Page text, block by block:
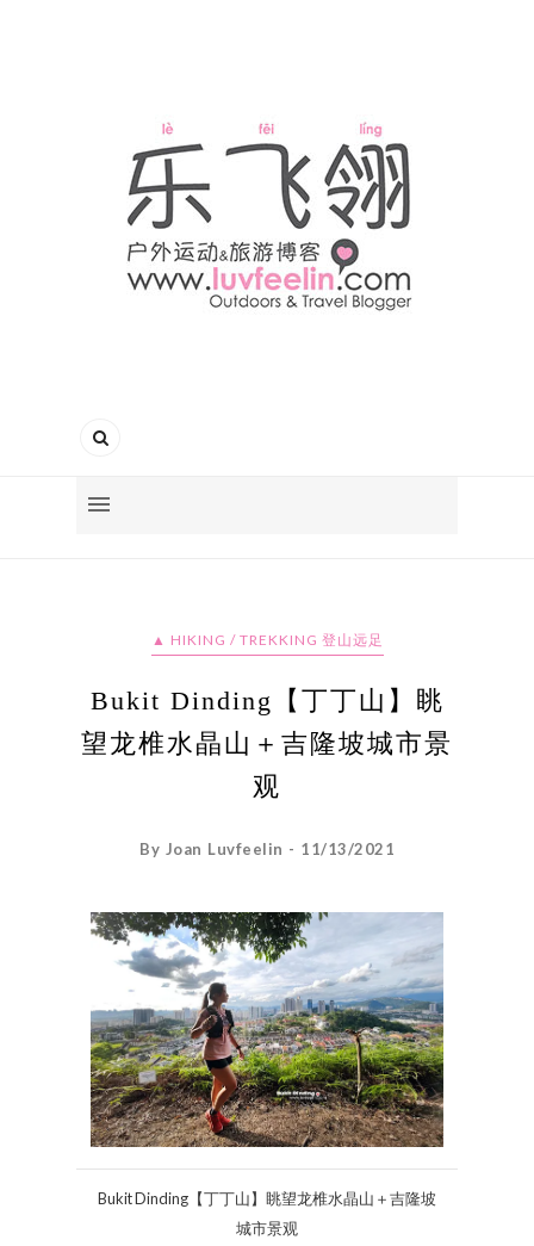
▲ HIKING / TREKKING 登山远足
Bukit Dinding【丁丁山】眺
望龙椎水晶山＋吉隆坡城市景
观
By Joan Luvfeelin - 11/13/2021
Bukit Dinding【丁丁山】眺望龙椎水晶山＋吉隆坡
城市景观